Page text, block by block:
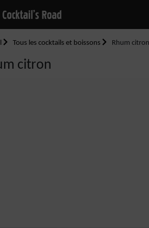
Tous les cocktails et boissons Rhum citron
citron